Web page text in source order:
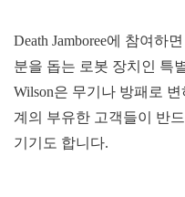
Death Jamboree에 참여하
분을 돕는 로봇 장치인 특
Wilson은 무기나 방패로
계의 부유한 고객들이 반
기기도 합니다.